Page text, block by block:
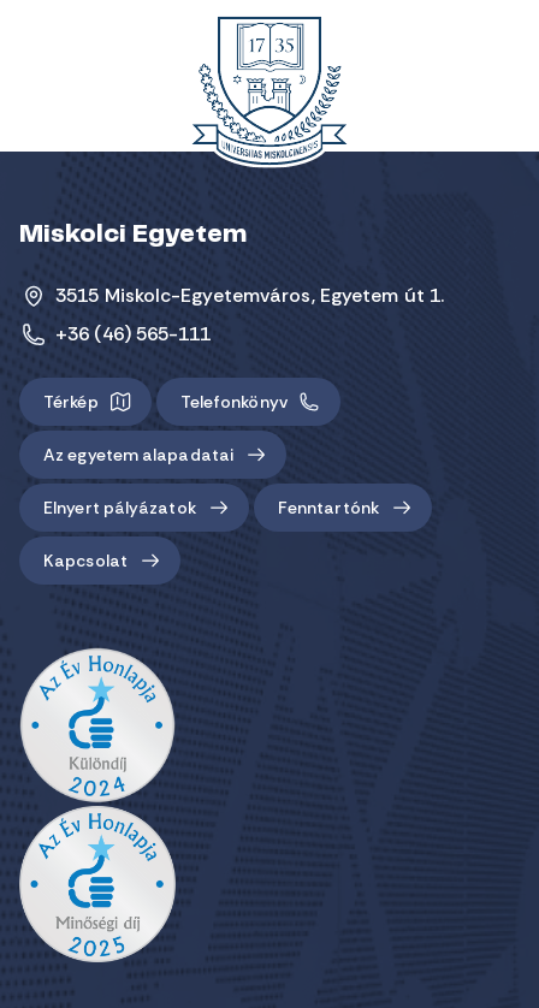
Miskolci Egyetem
3515 Miskolc-Egyetemváros, Egyetem út 1.
+36 (46) 565-111
Térkép Telefonkönyv
Az egyetem alapadatai
Elnyert pályázatok Fenntartónk
Kapcsolat